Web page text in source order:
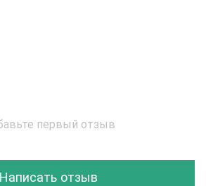
первый отзыв
Написать отзыв